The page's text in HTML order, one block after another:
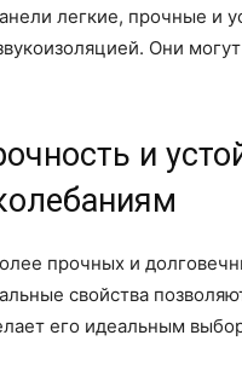
легкие, прочные и
Они
и
прочных и
свойства
его идеальным